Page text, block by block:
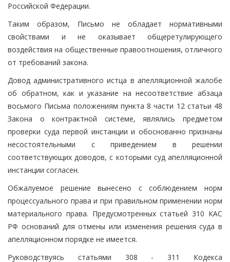
Российской Федерации.
Таким образом, Письмо не обладает нормативными
свойствами и не оказывает общеретулирующего
воздействия на общественные правоотношения, отличного
от требований закона.
Довод административного истца в апелляционной жалобе
об обратном, как и указание на несоответствие абзаца
восьмого Письма положениям пункта 8 части 12 статьи 48
Закона о контрактной системе, являлись предметом
проверки суда первой инстанции и обоснованно признаны
несостоятельными с приведением в решении
соответствующих доводов, с которыми суд апелляционной
инстанции согласен.
Обжалуемое решение вынесено с соблюдением норм
процессуального права и при правильном применении норм
материального права. Предусмотренных статьей 310 КАС
РФ оснований для отмены или изменения решения суда в
апелляционном порядке не имеется.
Руководствуясь статьями 308 - 311 Кодекса